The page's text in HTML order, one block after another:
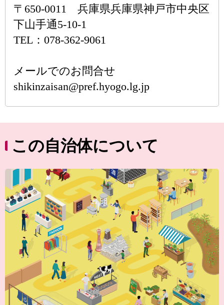
〒650-0011 兵庫県兵庫県神戸市中央区
下山手通5-10-1
TEL：078-362-9061
メールでのお問合せ
shikinzaisan@pref.hyogo.lg.jp
この自治体について